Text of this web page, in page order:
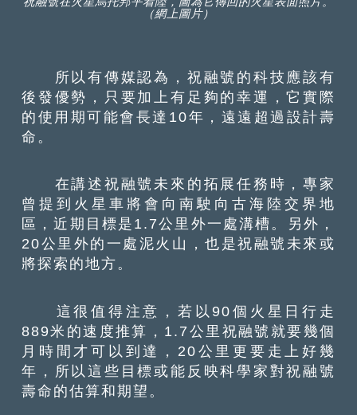
（網上圖片）
所以有傳媒認為，祝融號的科技應該有
後發優勢，只要加上有足夠的幸運，它實際
的使用期可能會長達10年，遠遠超過設計壽
命。
在講述祝融號未來的拓展任務時，專家
曾提到火星車將會向南駛向古海陸交界地
區，近期目標是1.7公里外一處溝槽。另外，
20公里外的一處泥火山，也是祝融號未來或
將探索的地方。
這很值得注意，若以90個火星日行走
889米的速度推算，1.7公里祝融號就要幾個
月時間才可以到達，20公里更要走上好幾
年，所以這些目標或能反映科學家對祝融號
壽命的估算和期望。